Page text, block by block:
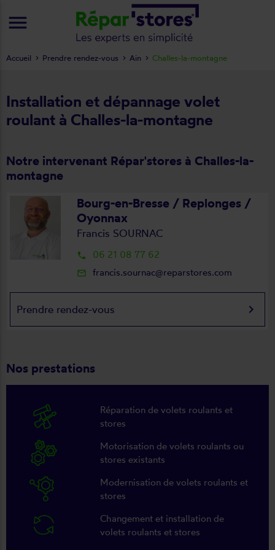
Installation et dépannage volet
roulant à Challes-la-montagne
Notre intervenant Répar'stores à Challes-la-
montagne
Bourg-en-Bresse / Replonges /
Oyonnax
Francis SOURNAC
local_phone 06 21 08 77 62
mail_outline francis.sournac@reparstores.com
Prendre rendez-vous keyboard_arrow_right
Nos prestations
Réparation de volets roulants et
stores
Motorisation de volets roulants ou
stores existants
Modernisation de volets roulants et
stores
Changement et installation de
volets roulants et stores
Accueil Prendre rendez-vous Ain Challes-la-montagne
menu